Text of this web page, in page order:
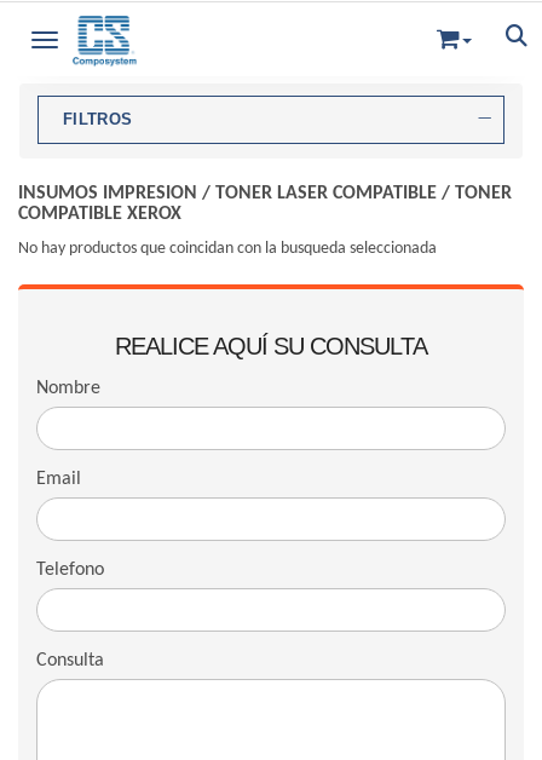
Toggle navigation
FILTROS
INSUMOS IMPRESION / TONER LASER COMPATIBLE / TONER
COMPATIBLE XEROX
No hay productos que coincidan con la busqueda seleccionada
REALICE AQUÍ SU CONSULTA
Nombre
Email
Telefono
Consulta